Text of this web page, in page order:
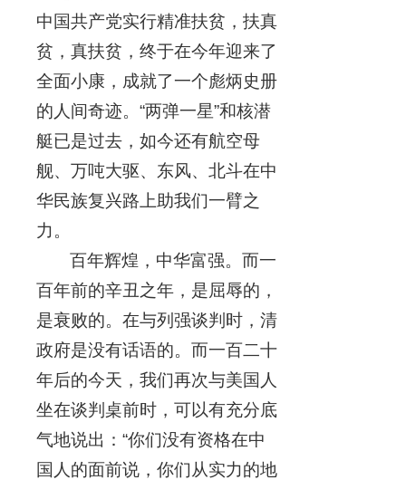
中国共产党实行精准扶贫，扶真
贫，真扶贫，终于在今年迎来了
全面小康，成就了一个彪炳史册
的人间奇迹。“两弹一星”和核潜
艇已是过去，如今还有航空母
舰、万吨大驱、东风、北斗在中
华民族复兴路上助我们一臂之
力。
百年辉煌，中华富强。而一
百年前的辛丑之年，是屈辱的，
是衰败的。在与列强谈判时，清
政府是没有话语的。而一百二十
年后的今天，我们再次与美国人
坐在谈判桌前时，可以有充分底
气地说出：“你们没有资格在中
国人的面前说，你们从实力的地